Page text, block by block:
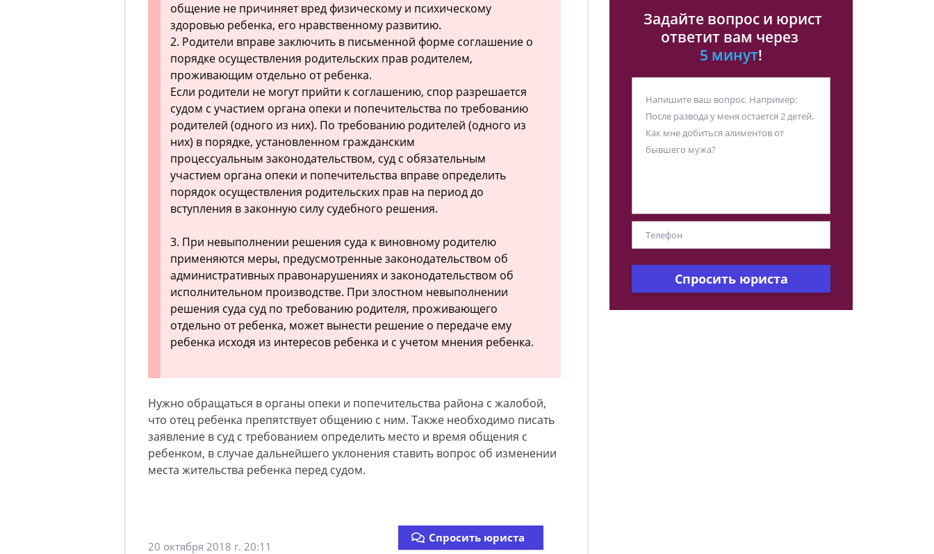
общение не причиняет вред физическому и психическому
здоровью ребенка, его нравственному развитию.
2. Родители вправе заключить в письменной форме соглашение о
порядке осуществления родительских прав родителем,
проживающим отдельно от ребенка.
Если родители не могут прийти к соглашению, спор разрешается
судом с участием органа опеки и попечительства по требованию
родителей (одного из них). По требованию родителей (одного из
них) в порядке, установленном гражданским
процессуальным законодательством, суд с обязательным
участием органа опеки и попечительства вправе определить
порядок осуществления родительских прав на период до
вступления в законную силу судебного решения.
3. При невыполнении решения суда к виновному родителю
применяются меры, предусмотренные законодательством об
административных правонарушениях и законодательством об
исполнительном производстве. При злостном невыполнении
решения суда суд по требованию родителя, проживающего
отдельно от ребенка, может вынести решение о передаче ему
ребенка исходя из интересов ребенка и с учетом мнения ребенка.
Нужно обращаться в органы опеки и попечительства района с жалобой,
что отец ребенка препятствует общению с ним. Также необходимо писать
заявление в суд с требованием определить место и время общения с
ребенком, в случае дальнейшего уклонения ставить вопрос об изменении
места жительства ребенка перед судом.
20 октября 2018 г. 20:11
Спросить юриста
Задайте вопрос и юрист
ответит вам через
5 минут!
Спросить юриста